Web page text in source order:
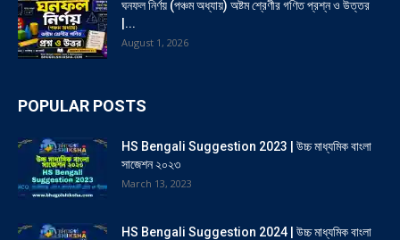
ঘনফল নির্ণয় (পঞ্চম অধ্যায়) অষ্টম শ্রেণীর গণিত প্রশ্ন ও উত্তর
|...
August 1, 2026
POPULAR POSTS
HS Bengali Suggestion 2023 | উচ্চ মাধ্যমিক বাংলা
সাজেশন ২০২৩
March 13, 2023
HS Bengali Suggestion 2024 | উচ্চ মাধ্যমিক বাংলা